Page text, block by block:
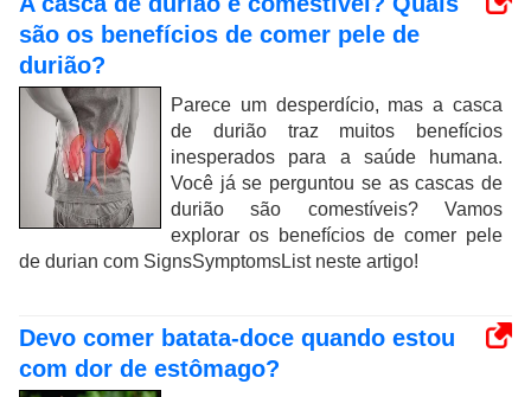
são os benefícios de comer pele de
durião?
Parece um desperdício, mas a casca
de durião traz muitos benefícios
inesperados para a saúde humana.
Você já se perguntou se as cascas de
durião são comestíveis? Vamos
explorar os benefícios de comer pele
de durian com SignsSymptomsList neste artigo!
Devo comer batata-doce quando estou
com dor de estômago?